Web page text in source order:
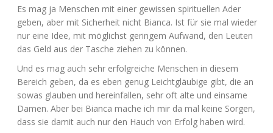
Es mag ja Men­schen mit einer gewis­sen spi­ri­tu­el­len Ader
geben, aber mit Sicher­heit nicht Bian­ca. Ist für sie mal wie­der
nur eine Idee, mit mög­lichst gerin­gem Auf­wand, den Leu­ten
das Geld aus der Tasche zie­hen zu können.
Und es mag auch sehr erfolg­rei­che Men­schen in die­sem
Bereich geben, da es eben genug Leicht­gläu­bi­ge gibt, die an
sowas glau­ben und her­ein­fal­len, sehr oft alte und ein­sa­me
Damen. Aber bei Bian­ca mache ich mir da mal kei­ne Sor­gen,
dass sie damit auch nur den Hauch von Erfolg haben wird.